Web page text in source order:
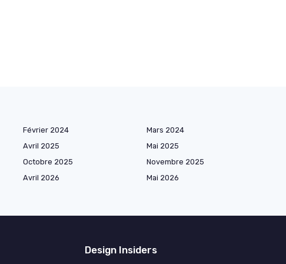
Février 2024
Mars 2024
Avril 2025
Mai 2025
Octobre 2025
Novembre 2025
Avril 2026
Mai 2026
Design Insiders